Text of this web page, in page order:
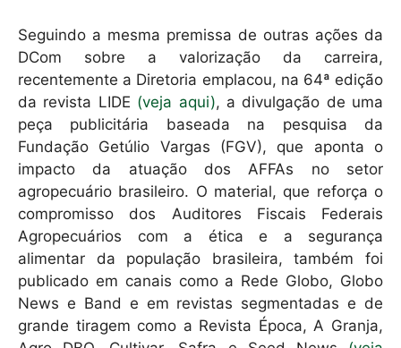
Seguindo a mesma premissa de outras ações da
DCom sobre a valorização da carreira,
recentemente a Diretoria emplacou, na 64ª edição
da revista LIDE (veja aqui), a divulgação de uma
peça publicitária baseada na pesquisa da
Fundação Getúlio Vargas (FGV), que aponta o
impacto da atuação dos AFFAs no setor
agropecuário brasileiro. O material, que reforça o
compromisso dos Auditores Fiscais Federais
Agropecuários com a ética e a segurança
alimentar da população brasileira, também foi
publicado em canais como a Rede Globo, Globo
News e Band e em revistas segmentadas e de
grande tiragem como a Revista Época, A Granja,